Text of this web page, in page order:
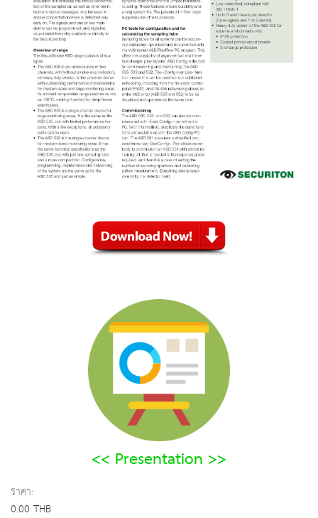
<< Presentation >>
ราคา:
0.00 THB